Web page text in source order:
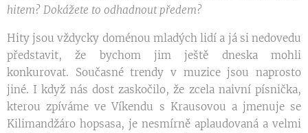
hitem? Dokážete to odhadnout předem?
Hity jsou vždycky doménou mladých lidí a já si nedovedu
představit, že bychom jim ještě dneska mohli
konkurovat. Současné trendy v muzice jsou naprosto
jiné. I když nás dost zaskočilo, že zcela naivní písnička,
kterou zpíváme ve Víkendu s Krausovou a jmenuje se
Kilimandžáro hopsasa, je nesmírně aplaudovaná a velmi